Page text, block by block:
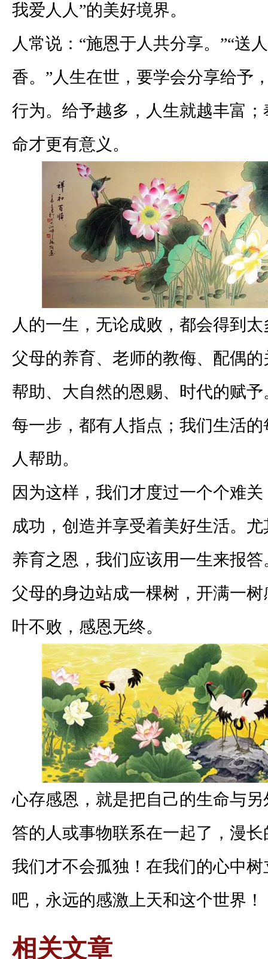
我爱人人”的美好境界。
人常说：“施恩于人共分享。”“送
香。”人生在世，要学会分享给予
行为。给予越多，人生就越丰富
命才更有意义。
人的一生，无论成败，都会得到
父母的养育、老师的教侮、配偶
帮助、大自然的恩赐、时代的赋
每一步，都有人指点；我们生活
人帮助。
因为这样，我们才度过一个个难
成功，创造并享受着美好生活。
养育之恩，我们应该用一生来报
父母的身边站成一棵树，开满一
叶不败，感恩无终。
心存感恩，就是把自己的生命与
答的人或事物联系在一起了，漫
我们才不会孤独！在我们的心中
吧，永远的感激上天和这个世界！
相关文章